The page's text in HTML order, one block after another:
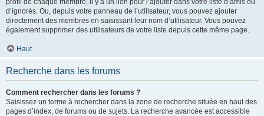
profil de chaque membre, il y a un lien pour l’ajouter dans votre liste d’amis ou
d’ignorés. Ou, depuis votre panneau de l’utilisateur, vous pouvez ajouter
directement des membres en saisissant leur nom d’utilisateur. Vous pouvez
également supprimer des utilisateurs de votre liste depuis cette même page.
Haut
Recherche dans les forums
Comment rechercher dans les forums ?
Saisissez un terme à rechercher dans la zone de recherche située en haut des
pages d’index, de forums ou de sujets. La recherche avancée est accessible